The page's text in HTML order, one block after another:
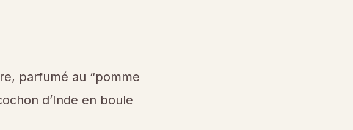
parfumé au “pomme
d’Inde en boule